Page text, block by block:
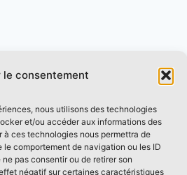
le consentement
nous utilisons des technologies
et/ou accéder aux informations des
ces technologies nous permettra de
comportement de navigation ou les ID
pas consentir ou de retirer son
négatif sur certaines caractéristiques